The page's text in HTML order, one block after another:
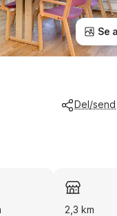
Se
Del/send
2,3 km